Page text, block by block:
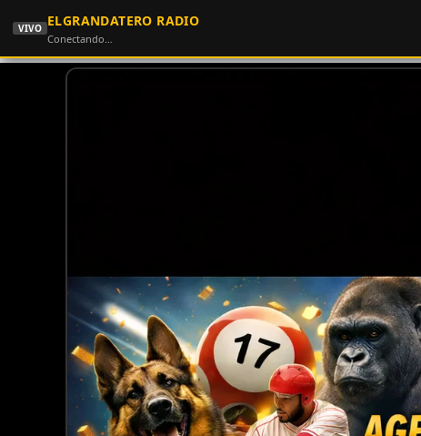
VIVO ELGRANDATERO RADIO
Conectando…